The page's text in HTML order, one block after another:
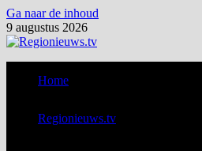
Ga naar de inhoud
9 augustus 2026
Home
Regionieuws.tv